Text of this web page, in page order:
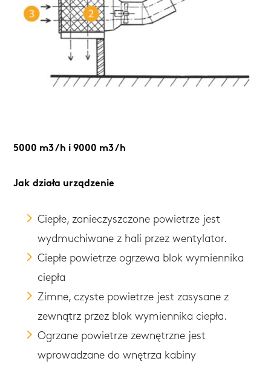
5000 m3 /h i 9000 m3 /h
Jak działa urządzenie
Ciepłe, zanieczyszczone powietrze jest
wydmuchiwane z hali przez wentylator.
Ciepłe powietrze ogrzewa blok wymiennika
ciepła
Zimne, czyste powietrze jest zasysane z
zewnątrz przez blok wymiennika ciepła.
Ogrzane powietrze zewnętrzne jest
wprowadzane do wnętrza kabiny